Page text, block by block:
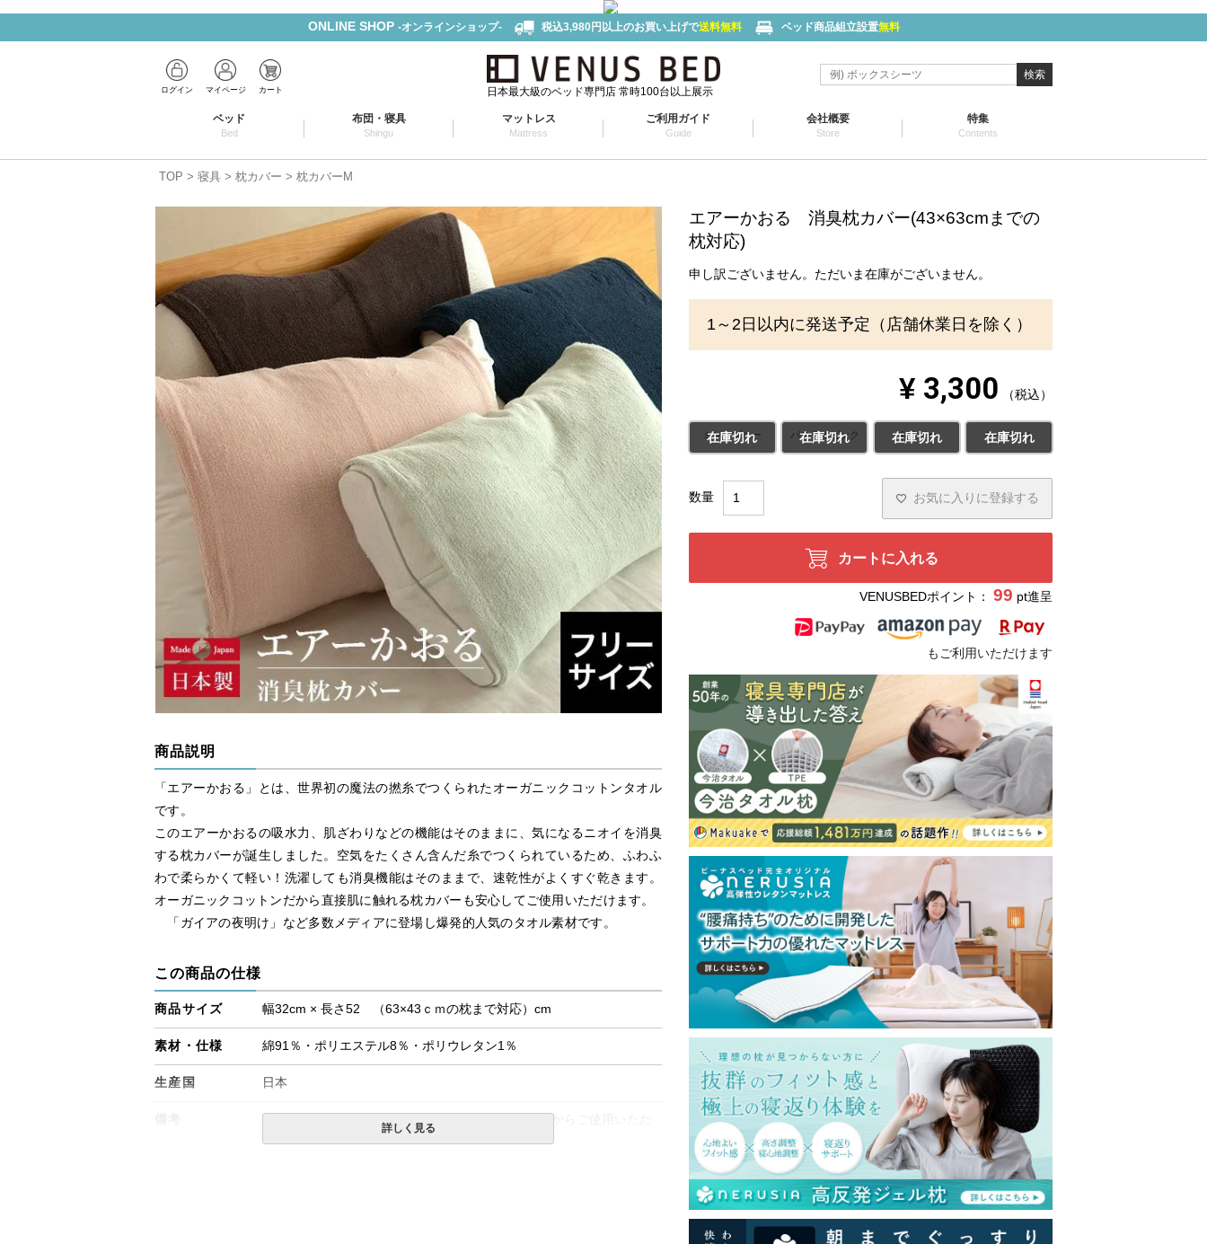
ONLINE SHOP -オンラインショップ- 税込3,980円以上のお買い上げで送料無料 ベッド商品組立設置無料
ログイン マイページ カート 日本最大級のベッド専門店 常時100台以上展示
検索
ベッド
Bed
布団・寝具
Shingu
マットレス
Mattress
ご利用ガイド
Guide
会社概要
Store
特集
Contents
TOP 寝具 枕カバー 枕カバーM
商品説明
「エアーかおる」とは、世界初の魔法の撚糸でつくられたオーガニックコットンタオル
です。
このエアーかおるの吸水力、肌ざわりなどの機能はそのままに、気になるニオイを消臭
する枕カバーが誕生しました。空気をたくさん含んだ糸でつくられているため、ふわふ
わで柔らかくて軽い！洗濯しても消臭機能はそのままで、速乾性がよくすぐ乾きます。
オーガニックコットンだから直接肌に触れる枕カバーも安心してご使用いただけます。
「ガイアの夜明け」など多数メディアに登場し爆発的人気のタオル素材です。
この商品の仕様
商品サイズ 幅32cm × 長さ52 （63×43ｃｍの枕まで対応）cm
素材・仕様 綿91％・ポリエステル8％・ポリウレタン1％
生産国 日本
・ご使用前に数回洗濯し、余計な繊維等を落としてからご使用いただ
くことをお勧めします。
詳しく見る
エアーかおる 消臭枕カバー(43×63cmまでの
枕対応)
申し訳ございません。ただいま在庫がございません。
1～2日以内に発送予定（店舗休業日を除く）
¥ 3,300 税込
ミントブルー
在庫切れ パステルピンク
在庫切れ ネイビー
在庫切れ チャコール
在庫切れ
お気に入りに登録する
カートに入れる
VENUSBEDポイント： 99 pt進呈
もご利用いただけます